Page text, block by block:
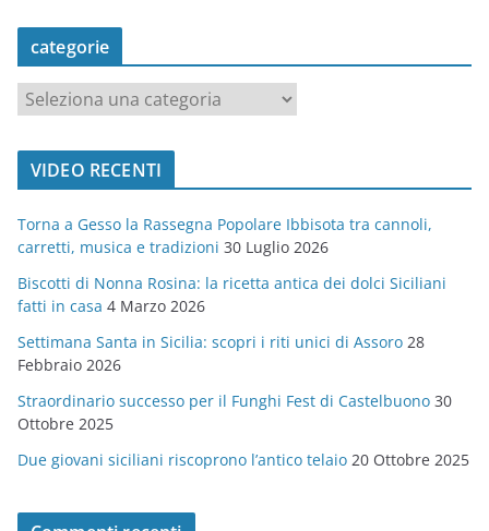
categorie
a
t
o
r
i
e
VIDEO RECENTI
Torna a Gesso la Rassegna Popolare Ibbisota tra cannoli,
carretti, musica e tradizioni 30 Luglio 2026
Biscotti di Nonna Rosina: la ricetta antica dei dolci Siciliani
fatti in casa 4 Marzo 2026
Settimana Santa in Sicilia: scopri i riti unici di Assoro 28
Febbraio 2026
Straordinario successo per il Funghi Fest di Castelbuono 30
Ottobre 2025
Due giovani siciliani riscoprono l’antico telaio 20 Ottobre 2025